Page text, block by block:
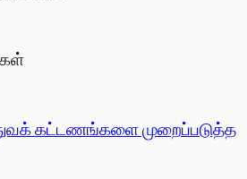
கட்டணங்களை முறைப்படுத்த